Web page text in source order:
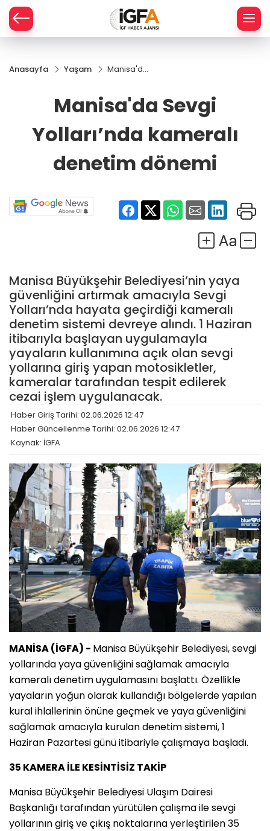
Anasayfa Yaşam
Manisa'da
kameralı
dönemi
Manisa'da Sevgi
Yolları’nda kameralı
denetim dönemi
Manisa Büyükşehir Belediyesi’nin yaya
güvenliğini artırmak amacıyla Sevgi
Yolları’nda hayata geçirdiği kameralı
denetim sistemi devreye alındı. 1 Haziran
itibarıyla başlayan uygulamayla
yayaların kullanımına açık olan sevgi
yollarına giriş yapan motosikletler,
kameralar tarafından tespit edilerek
cezai işlem uygulanacak.
Haber Giriş Tarihi: 02.06.2026 12:47
Haber Güncellenme Tarihi: 02.06.2026 12:47
Kaynak: İGFA
MANİSA (İGFA) - Manisa Büyükşehir Belediyesi, sevgi
yollarında yaya güvenliğini sağlamak amacıyla
kameralı denetim uygulamasını başlattı. Özellikle
yayaların yoğun olarak kullandığı bölgelerde yapılan
kural ihlallerinin önüne geçmek ve yaya güvenliğini
sağlamak amacıyla kurulan denetim sistemi, 1
Haziran Pazartesi günü itibariyle çalışmaya başladı.
35 KAMERA İLE KESİNTİSİZ TAKİP
Manisa Büyükşehir Belediyesi Ulaşım Dairesi
Başkanlığı tarafından yürütülen çalışma ile sevgi
yollarının giriş ve çıkış noktalarına yerleştirilen 35